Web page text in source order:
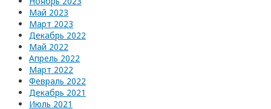
Май 2023
Март 2023
Декабрь 2022
Май 2022
Апрель 2022
Март 2022
Февраль 2022
Декабрь 2021
Июль 2021